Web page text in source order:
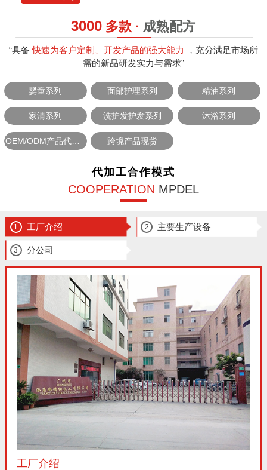
3000 多款 · 成熟配方
“具备快速为客户定制、开发产品的强大能力
，充分满足市场所
需的新品研发实力与需求”
婴童系列 面部护理系列 精油系列
家清系列 洗护发护发系列 沐浴系列
跨境产品现货
代加工合作模式
COOPERATION MPDEL
1 工厂介绍 2 主要生产设备
3 分公司
工厂介绍